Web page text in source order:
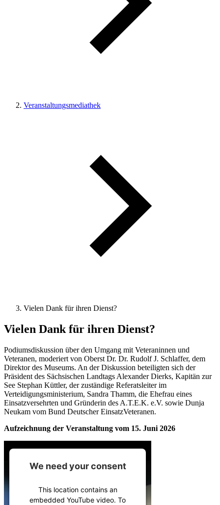
Veranstaltungsmediathek
Vielen Dank für ihren Dienst?
Vielen Dank für ihren Dienst?
Podiumsdiskussion über den Umgang mit Veteraninnen und
Veteranen, moderiert von Oberst Dr. Dr. Rudolf J. Schlaffer, dem
Direktor des Museums. An der Diskussion beteiligten sich der
Präsident des Sächsischen Landtags Alexander Dierks, Kapitän zur
See Stephan Küttler, der zuständige Referatsleiter im
Verteidigungsministerium, Sandra Thamm, die Ehefrau eines
Einsatzversehrten und Gründerin des A.T.E.K. e.V. sowie Dunja
Neukam vom Bund Deutscher EinsatzVeteranen.
Aufzeichnung der Veranstaltung vom 15. Juni 2026
We need your consent
This location contains an
embedded YouTube video. To